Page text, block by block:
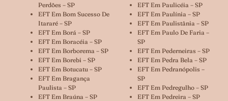
Perdões – SP
EFT Em Bom Sucesso De
Itararé – SP
EFT Em Borá – SP
EFT Em Boracéia – SP
EFT Em Borborema – SP
EFT Em Borebi – SP
EFT Em Botucatu – SP
EFT Em Bragança
Paulista – SP
EFT Em Braúna – SP
EFT Em Paulicéia – SP
EFT Em Paulínia – SP
EFT Em Paulistânia – SP
EFT Em Paulo De Faria –
SP
EFT Em Pederneiras – SP
EFT Em Pedra Bela – SP
EFT Em Pedranópolis –
SP
EFT Em Pedregulho – SP
EFT Em Pedreira – SP